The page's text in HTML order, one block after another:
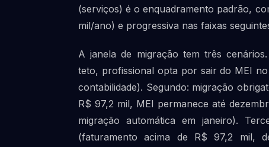
(serviços) é o enquadramento padrão,
mil/ano) e progressiva nas faixas
A janela de migração tem três
teto, profissional opta por sair do MEI
contabilidade). Segundo: migração
R$ 97,2 mil, MEI permanece até
migração automática em janeiro).
(faturamento acima de R$ 97,2 mil,